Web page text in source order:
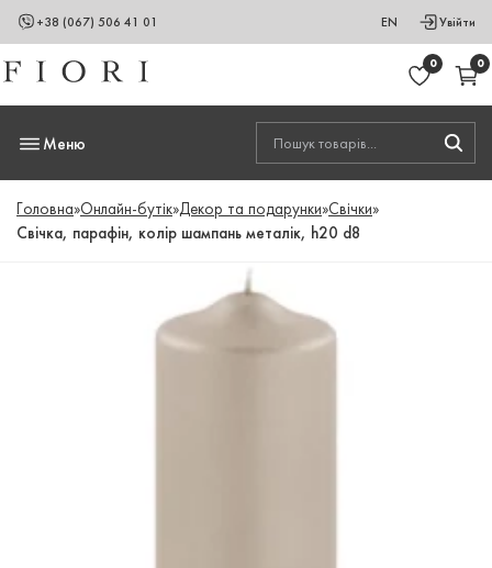
+38 (067) 506 41 01 EN Увійти
0 0
Меню
Головна»Онлайн-бутік»Декор та подарунки»Свічки»
Свічка, парафін, колір шампань металік, h20 d8